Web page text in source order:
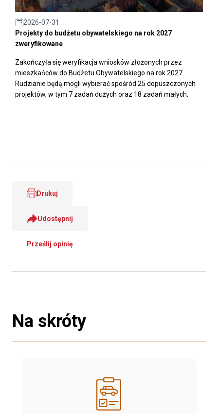
2026-07-31
Projekty do budżetu obywatelskiego na rok 2027
zweryfikowane
Zakończyła się weryfikacja wniosków złożonych przez
mieszkańców do Budżetu Obywatelskiego na rok 2027.
Rudzianie będą mogli wybierać spośród 25 dopuszczonych
projektów, w tym 7 zadań dużych oraz 18 zadań małych.
Drukuj
Udostępnij
Prześlij opinię
Na skróty